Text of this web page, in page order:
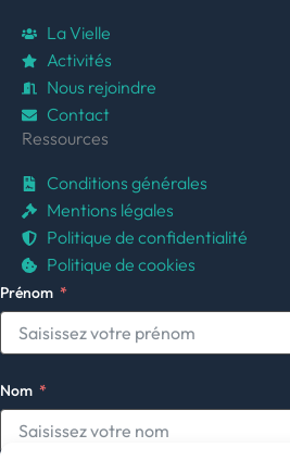
La Vielle
Activités
Nous rejoindre
Contact
Ressources
Conditions générales
Mentions légales
Politique de confidentialité
Politique de cookies
Prénom
Nom